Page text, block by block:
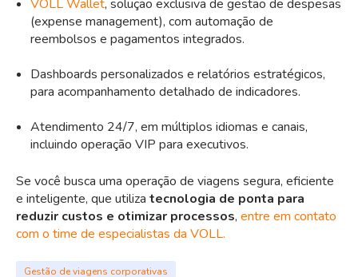
VOLL Wallet, solução exclusiva de gestão de despesas
(expense management), com automação de
reembolsos e pagamentos integrados.
Dashboards personalizados e relatórios estratégicos,
para acompanhamento detalhado de indicadores.
Atendimento 24/7, em múltiplos idiomas e canais,
incluindo operação VIP para executivos.
Se você busca uma operação de viagens segura, eficiente
e inteligente, que utiliza tecnologia de ponta para
reduzir custos e otimizar processos, entre em contato
com o time de especialistas da VOLL.
Gestão de viagens corporativas